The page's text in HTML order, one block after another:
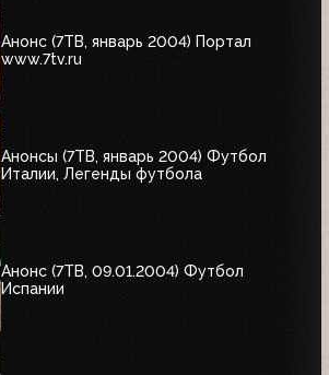
Анонс (7ТВ, январь 2004) Портал
www.7tv.ru
Анонсы (7ТВ, январь 2004) Футбол
Италии, Легенды футбола
Анонс (7ТВ, 09.01.2004) Футбол
Испании